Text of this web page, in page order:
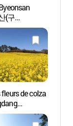
(구
변산))
de colza
꽃)